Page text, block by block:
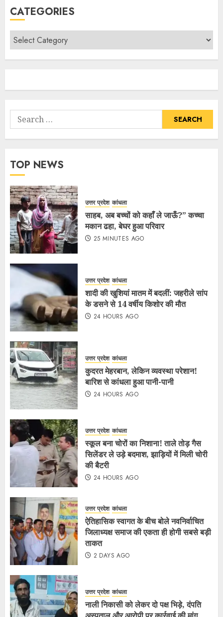
CATEGORIES
TOP NEWS
उत्तर प्रदेश कांधला
साहब, अब बच्चों को कहाँ ले जाऊँ?” कच्चा
मकान ढहा, बेघर हुआ परिवार
25 MINUTES AGO
उत्तर प्रदेश कांधला
शादी की खुशियां मातम में बदलीं: जहरीले सांप
के डसने से 14 वर्षीय किशोर की मौत
24 HOURS AGO
उत्तर प्रदेश कांधला
कुदरत मेहरबान, लेकिन व्यवस्था परेशान!
बारिश से कांधला हुआ पानी-पानी
24 HOURS AGO
उत्तर प्रदेश कांधला
स्कूल बना चोरों का निशाना! ताले तोड़ गैस
सिलेंडर ले उड़े बदमाश, झाड़ियों में मिली चोरी
की बैटरी
24 HOURS AGO
उत्तर प्रदेश कांधला
ऐतिहासिक स्वागत के बीच बोले नवनिर्वाचित
जिलाध्यक्ष समाज की एकता ही होगी सबसे बड़ी
ताकत
2 DAYS AGO
उत्तर प्रदेश कांधला
नाली निकासी को लेकर दो पक्ष भिड़े, दंपति